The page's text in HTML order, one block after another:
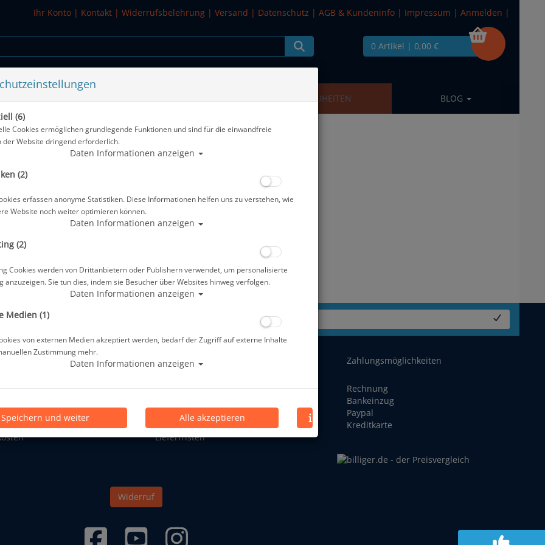
Ihr Konto | Kontakt | Widerrufsbelehrung | Versand | Datenschutz | AGB & Kundeninfo | Impressum | Anmelden |
0 Artikel | 0,00 €
WASSERSPORT SALE NEUHEITEN BLOG
& ULTRA SKIN
sind keine Produkte verfügbar
Newsletter anmelden. Ihre E-Mail Adresse...
Allgemeine Informationen
Kontakt
** Information zu Lieferzeiten und
Lieferfristen
Zahlungsmöglichkeiten
Rechnung
Bankeinzug
Paypal
Kreditkarte
Widerruf
(6)
Cookies ermöglichen grundlegende Funktionen und sind für die einwandfreie
der Website dringend erforderlich.
Daten Informationen anzeigen
(2)
erfassen anonyme Statistiken. Diese Informationen helfen uns zu verstehen, wie
Website noch weiter optimieren können.
Daten Informationen anzeigen
(2)
Cookies werden von Drittanbietern oder Publishern verwendet, um personalisierte
anzuzeigen. Sie tun dies, indem sie Besucher über Websites hinweg verfolgen.
Daten Informationen anzeigen
Medien (1)
von externen Medien akzeptiert werden, bedarf der Zugriff auf externe Inhalte
Zustimmung mehr.
Daten Informationen anzeigen
Speichern und weiter Alle akzeptieren